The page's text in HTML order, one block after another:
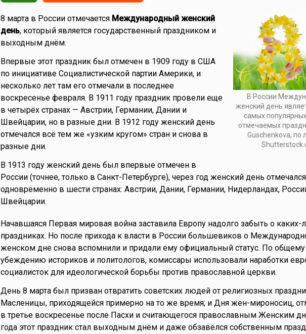
В России
женский день
самых
отмечаемых
Guschenkova, по
8 марта в России отмечается Международный женский
день, который является государственный праздником и
выходным днём.
Впервые этот праздник был отмечен в 1909 году в США
по инициативе Социалистической партии Америки, и
несколько лет там его отмечали в последнее
воскресенье февраля. В 1911 году праздник провели еще
в четырёх странах — Австрии, Германии, Дании и
Швейцарии, но в разные дни. В 1912 году женский день
отмечался всё тем же «узким кругом» стран и снова в
разные дни.
В 1913 году женский день был впервые отмечен в
России (точнее, только в Санкт-Петербурге), через год женский день
одновременно в шести странах: Австрии, Дании, Германии, Нидерландах,
Швейцарии.
Начавшаяся Первая мировая война заставила Европу надолго забыть о каких-
праздниках. Но после прихода к власти в России большевиков о
женском дне снова вспомнили и придали ему официальный статус. По общему
убеждению историков и политологов, комиссары использовали наработки
социалисток для идеологической борьбы против православной церкви.
День 8 марта был призван отвратить советских людей от религиозных
Масленицы, приходящейся примерно на то же время; и Дня жен-мироносиц,
в третье воскресенье после Пасхи и считающегося православным Женским
года этот праздник стал выходным днём и даже обзавёлся собственным